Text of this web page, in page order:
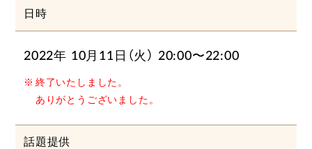
日時
2022年 10月11日（火） 20:00〜22:00
終了いたしました。
ありがとうございました。
話題提供